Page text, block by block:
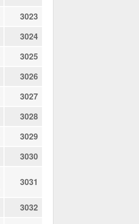
3023
3024
3025
3026
3027
3028
3029
3030
3031
3032